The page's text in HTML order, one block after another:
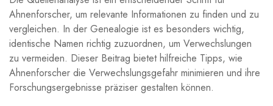
Ahnenforscher, um relevante Informationen zu finden und zu
vergleichen. In der Genealogie ist es besonders wichtig,
identische Namen richtig zuzuordnen, um Verwechslungen
zu vermeiden. Dieser Beitrag bietet hilfreiche Tipps, wie
Ahnenforscher die Verwechslungsgefahr minimieren und ihre
Forschungsergebnisse präziser gestalten können.